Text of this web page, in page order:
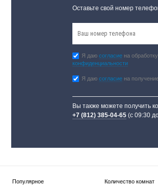
Оставьте свой номер
Я даюсогласие на
конфиденциальности
Я даюсогласие на
Вы также можете получить
+7 (812) 385-04-65 (с 09:30
Популярное
Количество комнат